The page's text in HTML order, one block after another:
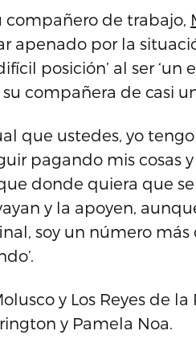
compañero de trabajo,
apenado por la
posición’ al ser ‘un
compañera de casi
que ustedes, yo
pagando mis cosas
donde quiera que se
y la apoyen,
soy un número más
y Los Reyes de la
y Pamela Noa.